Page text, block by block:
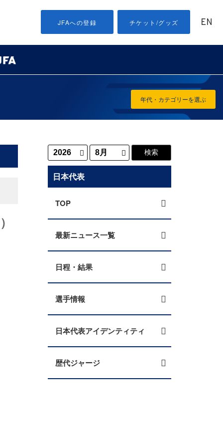
JFAへの登録 チケット/グッズ EN
年代・カテゴリーを選ぶ
日本代表
TOP
最新ニュース一覧
日程・結果
選手情報
日本代表アイデンティティ
歴代ジャージ